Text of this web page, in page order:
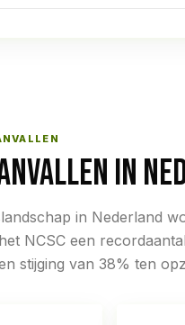
IN
in Nederland
NCSC een
stijging van 38% ten